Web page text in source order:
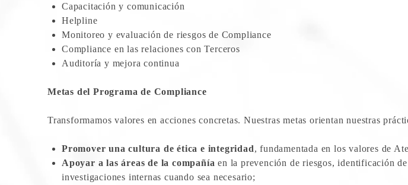
Capacitación y comunicación
Helpline
Monitoreo y evaluación de riesgos de Compliance
Compliance en las relaciones con Terceros
Auditoría y mejora continua
Metas del Programa de Compliance
Transformamos valores en acciones concretas. Nuestras metas orientan nuestras
Promover una cultura de ética e integridad, fundamentada en los valores de
Apoyar a las áreas de la compañía en la prevención de riesgos, identificación
investigaciones internas cuando sea necesario;